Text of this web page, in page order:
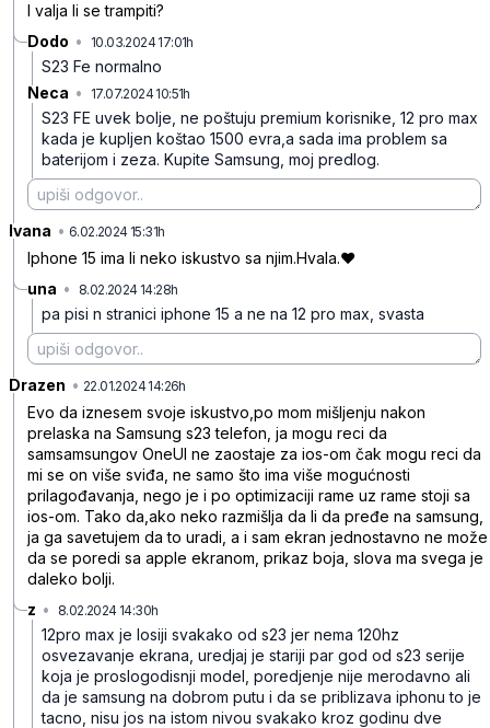
I valja li se trampiti?
Dodo • 10.03.2024 17:01h
S23 Fe normalno
Neca • 17.07.2024 10:51h
S23 FE uvek bolje, ne poštuju premium korisnike, 12 pro max
kada je kupljen koštao 1500 evra,a sada ima problem sa
baterijom i zeza. Kupite Samsung, moj predlog.
Ivana • 6.02.2024 15:31h
Iphone 15 ima li neko iskustvo sa njim.Hvala.❤️
una • 8.02.2024 14:28h
pa pisi n stranici iphone 15 a ne na 12 pro max, svasta
Drazen • 22.01.2024 14:26h
Evo da iznesem svoje iskustvo,po mom mišljenju nakon
prelaska na Samsung s23 telefon, ja mogu reci da
samsamsungov OneUI ne zaostaje za ios-om čak mogu reci da
mi se on više sviđa, ne samo što ima više mogućnosti
prilagođavanja, nego je i po optimizaciji rame uz rame stoji sa
ios-om. Tako da,ako neko razmišlja da li da pređe na samsung,
ja ga savetujem da to uradi, a i sam ekran jednostavno ne može
da se poredi sa apple ekranom, prikaz boja, slova ma svega je
daleko bolji.
z • 8.02.2024 14:30h
12pro max je losiji svakako od s23 jer nema 120hz
osvezavanje ekrana, uredjaj je stariji par god od s23 serije
koja je proslogodisnji model, poredjenje nije merodavno ali
da je samsung na dobrom putu i da se priblizava iphonu to je
tacno, nisu jos na istom nivou svakako kroz godinu dve